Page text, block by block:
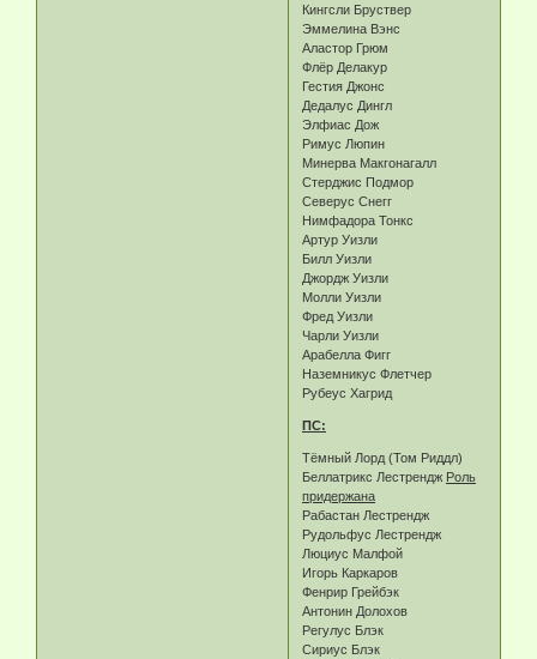
Кингсли Бруствер
Эммелина Вэнс
Аластор Грюм
Флёр Делакур
Гестия Джонс
Дедалус Дингл
Элфиас Дож
Римус Люпин
Минерва Макгонагалл
Стерджис Подмор
Северус Снегг
Нимфадора Тонкс
Артур Уизли
Билл Уизли
Джордж Уизли
Молли Уизли
Фред Уизли
Чарли Уизли
Арабелла Фигг
Наземникус Флетчер
Рубеус Хагрид
ПС:
Тёмный Лорд (Том Риддл)
Беллатрикс Лестрендж Роль
придержана
Рабастан Лестрендж
Рудольфус Лестрендж
Люциус Малфой
Игорь Каркаров
Фенрир Грейбэк
Антонин Долохов
Регулус Блэк
Сириус Блэк